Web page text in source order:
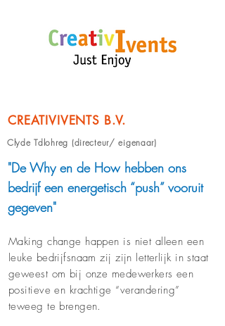
CREATIVIVENTS B.V.
Clyde Tdlohreg (directeur/ eigenaar)
"De Why en de How hebben ons
bedrijf een energetisch “push” vooruit
gegeven"
Making change happen is niet alleen een
leuke bedrijfsnaam zij zijn letterlijk in staat
geweest om bij onze medewerkers een
positieve en krachtige “verandering”
teweeg te brengen.